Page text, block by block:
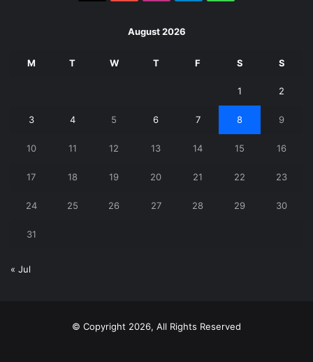
August 2026
M T W T F S S
1 2
3 4 5 6 7 8 9
10 11 12 13 14 15 16
17 18 19 20 21 22 23
24 25 26 27 28 29 30
31
« Jul
© Copyright 2026, All Rights Reserved